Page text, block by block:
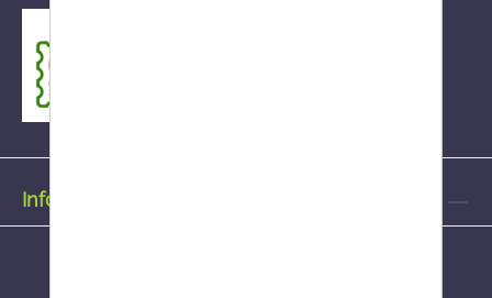
Informationen